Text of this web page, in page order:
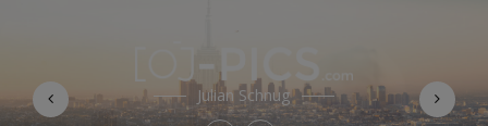
Julian Schnug